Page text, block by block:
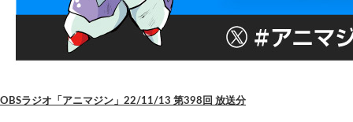
OBSラジオ「アニマジン」22/11/13 第398回 放送分